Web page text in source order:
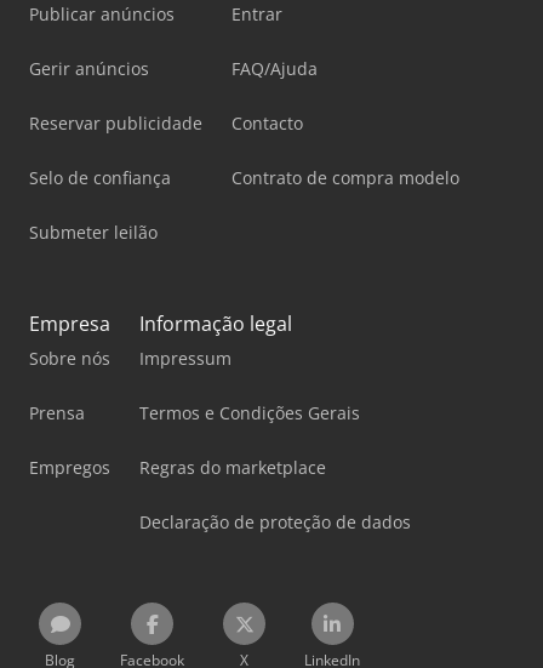
Publicar anúncios
Gerir anúncios
Reservar publicidade
Selo de confiança
Submeter leilão
Entrar
FAQ/Ajuda
Contacto
Contrato de compra modelo
Empresa
Sobre nós
Prensa
Empregos
Informação legal
Impressum
Termos e Condições Gerais
Regras do marketplace
Declaração de proteção de dados
Blog Facebook X LinkedIn